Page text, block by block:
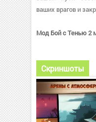
ваших врагов и
Мод Бой с Тенью 2
Скриншоты